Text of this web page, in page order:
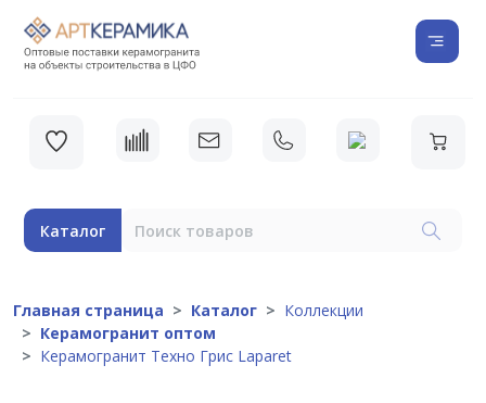
Каталог
Главная страница Каталог
Коллекции
Керамогранит оптом
Керамогранит Техно Грис Laparet